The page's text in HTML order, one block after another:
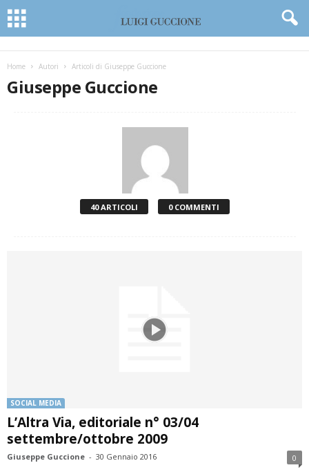
Home Autori Articoli di Giuseppe Guccione
Giuseppe Guccione
40 ARTICOLI 0 COMMENTI
SOCIAL MEDIA
L’Altra Via, editoriale n° 03/04
settembre/ottobre 2009
Giuseppe Guccione - 30 Gennaio 2016 0